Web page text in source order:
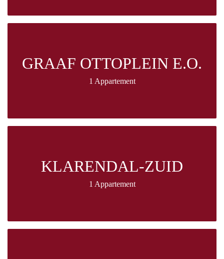
GRAAF OTTOPLEIN E.O.
1 Appartement
KLARENDAL-ZUID
1 Appartement